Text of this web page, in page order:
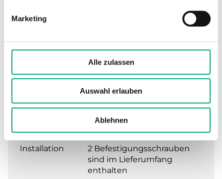
Marketing
Alle zulassen
Auswahl erlauben
Ablehnen
Technische Daten für Ersatzclip für TG-
DHW1
Montage
Unterhalb des TG-DHW3
Gehäuses
Installation
2 Befestigungsschrauben
sind im Lieferumfang
enthalten